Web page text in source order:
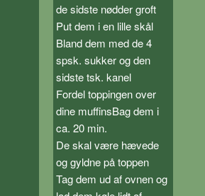
de sidste nødder groft
Put dem i en lille skål
Bland dem med de 4
spsk. sukker og den
sidste tsk. kanel
Fordel toppingen over
dine muffinsBag dem i
ca. 20 min.
De skal være hævede
og gyldne på toppen
Tag dem ud af ovnen og